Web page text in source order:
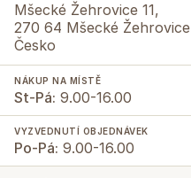
Mšecké Žehrovice 11,
270 64 Mšecké Žehrovice
Česko
NÁKUP NA MÍSTĚ
St-Pá: 9.00-16.00
VYZVEDNUTÍ OBJEDNÁVEK
Po-Pá: 9.00-16.00